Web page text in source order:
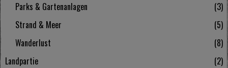
Parks & Gartenanlagen
3
Strand & Meer
5
Wanderlust
8
Landpartie
2